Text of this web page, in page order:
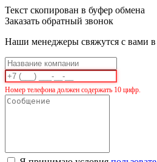
Текст скопирован в буфер обмена
Заказать обратный звонок
Наши менеджеры свяжутся с вами
Номер телефона должен содержать 10 цифр.